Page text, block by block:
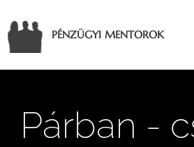
PÉNZÜGYI MENTOROK
Párban -